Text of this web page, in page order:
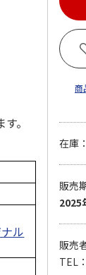
。
ル
商
在庫
販売
2025
販売
TEL